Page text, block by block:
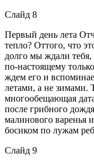
Слайд 8
Первый день лета
тепло? Оттого, что
долго мы ждали
по-настоящему
ждем его и
летами, а не зимами.
многообещающая
после грибного
малинового варенья
босиком по лужам
Слайд 9